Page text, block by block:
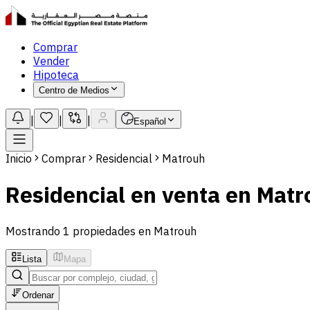
Comprar
Vender
Hipoteca
Centro de Medios
Español
Inicio Comprar Residencial Matrouh
Residencial en venta en
Mostrando 1 propiedades en Matrouh
Lista Mapa
Ordenar